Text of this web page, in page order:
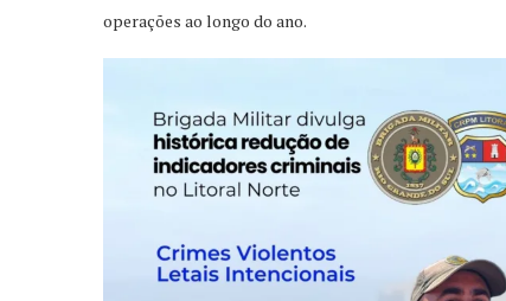
operações ao longo do ano.